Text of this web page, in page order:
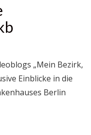
„Mein Bezirk,
Einblicke in die
Berlin